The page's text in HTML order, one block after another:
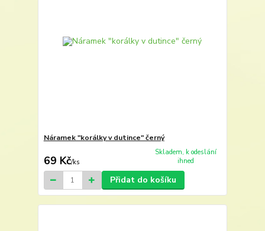
Náramek "korálky v dutince" černý
69 Kč/ks
Skladem, k odeslání
ihned
Přidat do košíku